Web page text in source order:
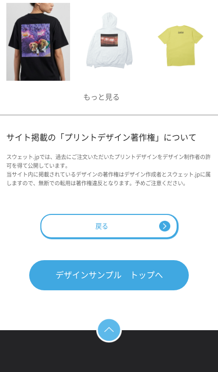
サイト掲載の「プリントデザイン著作権」について
スウェット.jpでは、過去にご注文いただいたプリントデザインをデザイン制作者の許
可を得て公開しています。
当サイト内に掲載されているデザインの著作権はデザイン作成者とスウェット.jpに属
しますので、無断での転用は著作権違反となります。予めご注意ください。
戻る
デザインサンプル トップへ